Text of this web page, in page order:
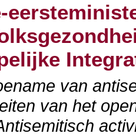
van
van het